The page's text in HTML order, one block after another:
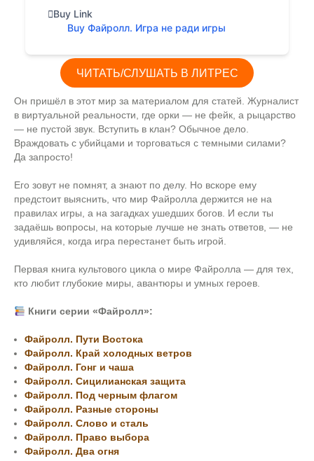
Buy Link
Buy Файролл. Игра не ради игры
ЧИТАТЬ/СЛУШАТЬ В ЛИТРЕС
Он пришёл в этот мир за материалом для статей. Журналист
в виртуальной реальности, где орки — не фейк, а рыцарство
— не пустой звук. Вступить в клан? Обычное дело.
Враждовать с убийцами и торговаться с темными силами?
Да запросто!
Его зовут не помнят, а знают по делу. Но вскоре ему
предстоит выяснить, что мир Файролла держится не на
правилах игры, а на загадках ушедших богов. И если ты
задаёшь вопросы, на которые лучше не знать ответов, — не
удивляйся, когда игра перестанет быть игрой.
Первая книга культового цикла о мире Файролла — для тех,
кто любит глубокие миры, авантюры и умных героев.
Книги серии «Файролл»:
Файролл. Пути Востока
Файролл. Край холодных ветров
Файролл. Гонг и чаша
Файролл. Сицилианская защита
Файролл. Под черным флагом
Файролл. Разные стороны
Файролл. Слово и сталь
Файролл. Право выбора
Файролл. Два огня